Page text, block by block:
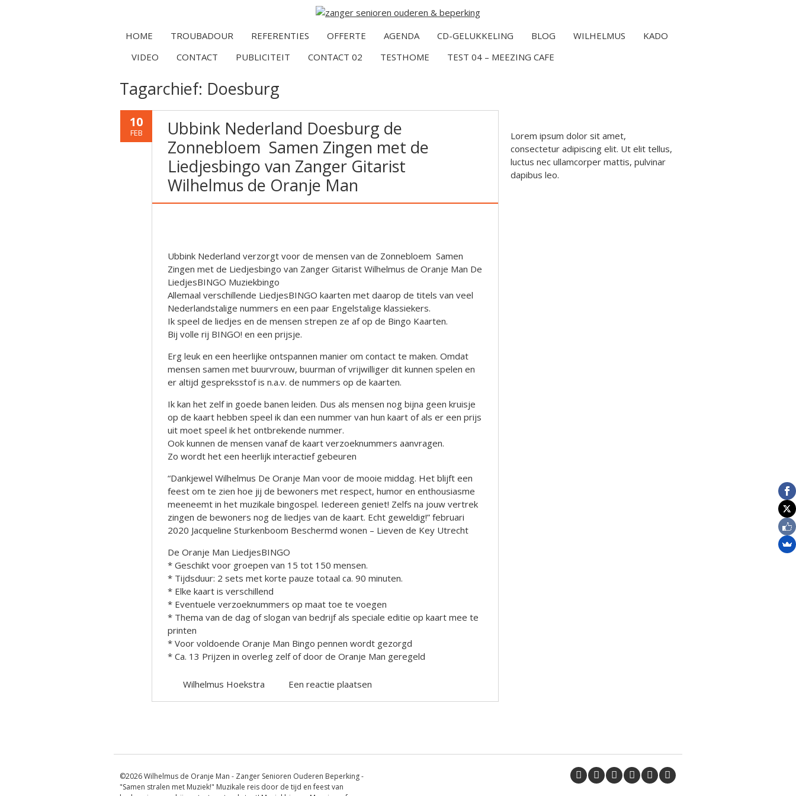
HOME TROUBADOUR REFERENTIES OFFERTE AGENDA CD-GELUKKELING BLOG WILHELMUS
KADO
VIDEO
CONTACT PUBLICITEIT CONTACT 02 TESTHOME TEST 04 – MEEZING CAFE
Tagarchief: Doesburg
10
FEB
Ubbink Nederland Doesburg de
Zonnebloem Samen Zingen met de
Liedjesbingo van Zanger Gitarist
Wilhelmus de Oranje Man
Ubbink Nederland verzorgt voor de mensen van de Zonnebloem Samen
Zingen met de Liedjesbingo van Zanger Gitarist Wilhelmus de Oranje Man De
LiedjesBINGO Muziekbingo
Allemaal verschillende LiedjesBINGO kaarten met daarop de titels van veel
Nederlandstalige nummers en een paar Engelstalige klassiekers.
Ik speel de liedjes en de mensen strepen ze af op de Bingo Kaarten.
Bij volle rij BINGO! en een prijsje.
Erg leuk en een heerlijke ontspannen manier om contact te maken. Omdat
mensen samen met buurvrouw, buurman of vrijwilliger dit kunnen spelen en
er altijd gespreksstof is n.a.v. de nummers op de kaarten.
Ik kan het zelf in goede banen leiden. Dus als mensen nog bijna geen kruisje
op de kaart hebben speel ik dan een nummer van hun kaart of als er een prijs
uit moet speel ik het ontbrekende nummer.
Ook kunnen de mensen vanaf de kaart verzoeknummers aanvragen.
Zo wordt het een heerlijk interactief gebeuren
“Dankjewel Wilhelmus De Oranje Man voor de mooie middag. Het blijft een
feest om te zien hoe jij de bewoners met respect, humor en enthousiasme
meeneemt in het muzikale bingospel. Iedereen geniet! Zelfs na jouw vertrek
zingen de bewoners nog de liedjes van de kaart. Echt geweldig!” februari
2020 Jacqueline Sturkenboom Beschermd wonen – Lieven de Key Utrecht
De Oranje Man LiedjesBINGO
* Geschikt voor groepen van 15 tot 150 mensen.
* Tijdsduur: 2 sets met korte pauze totaal ca. 90 minuten.
* Elke kaart is verschillend
* Eventuele verzoeknummers op maat toe te voegen
* Thema van de dag of slogan van bedrijf als speciale editie op kaart mee te
printen
* Voor voldoende Oranje Man Bingo pennen wordt gezorgd
* Ca. 13 Prijzen in overleg zelf of door de Oranje Man geregeld
Wilhelmus Hoekstra Een reactie plaatsen
Lorem ipsum dolor sit amet,
consectetur adipiscing elit. Ut elit tellus,
luctus nec ullamcorper mattis, pulvinar
dapibus leo.
©2026 Wilhelmus de Oranje Man - Zanger Senioren Ouderen Beperking -
"Samen stralen met Muziek!" Muzikale reis door de tijd en feest van